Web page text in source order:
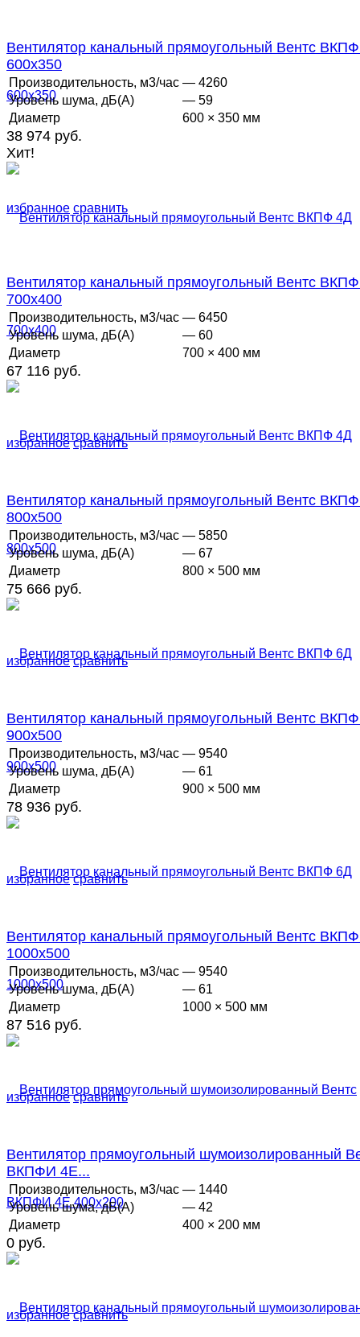
избранное сравнить
Вентилятор канальный прямоугольный Вентс
600х350
Производительность, м3/час — 4260
Уровень шума, дБ(А)
— 59
Диаметр
600 × 350 мм
38 974 руб.
Хит!
избранное сравнить
Вентилятор канальный прямоугольный Вентс
700х400
Производительность, м3/час — 6450
Уровень шума, дБ(А)
— 60
Диаметр
700 × 400 мм
67 116 руб.
избранное сравнить
Вентилятор канальный прямоугольный Вентс
800х500
Производительность, м3/час — 5850
Уровень шума, дБ(А)
— 67
Диаметр
800 × 500 мм
75 666 руб.
избранное сравнить
Вентилятор канальный прямоугольный Вентс
900х500
Производительность, м3/час — 9540
Уровень шума, дБ(А)
— 61
Диаметр
900 × 500 мм
78 936 руб.
избранное сравнить
Вентилятор канальный прямоугольный Вентс
1000х500
Производительность, м3/час — 9540
Уровень шума, дБ(А)
— 61
Диаметр
1000 × 500 мм
87 516 руб.
избранное сравнить
Вентилятор прямоугольный шумоизолированный
ВКПФИ 4Е...
Производительность, м3/час — 1440
Уровень шума, дБ(А)
— 42
Диаметр
400 × 200 мм
0 руб.